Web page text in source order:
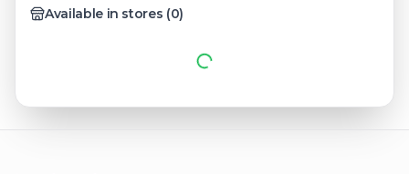
Available in stores (0)